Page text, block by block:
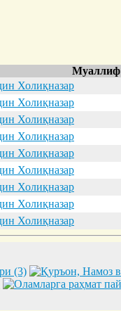
Муаллиф
Холиқназар
Холиқназар
Холиқназар
Холиқназар
Холиқназар
Холиқназар
Холиқназар
Холиқназар
Холиқназар